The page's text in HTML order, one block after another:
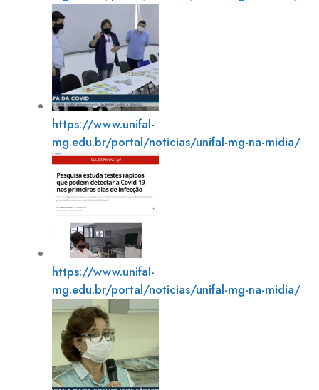
https://www.unifal-
mg.edu.br/portal/noticias/unifal-mg-na-midia/
https://www.unifal-
mg.edu.br/portal/noticias/unifal-mg-na-midia/